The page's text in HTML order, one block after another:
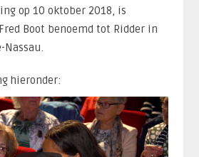
op 10 oktober 2018, is
Boot benoemd tot Ridder in
Nassau.
hieronder: